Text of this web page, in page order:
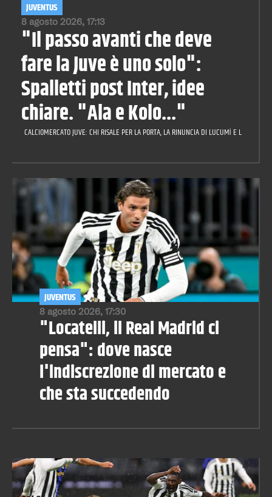
8 agosto 2026, 17:13
JUVENTUS
"Il passo avanti che deve
fare la Juve è uno solo":
Spalletti post Inter, idee
chiare. "Ala e Kolo..."
CALCIOMERCATO JUVE: CHI RISALE PER LA PORTA, LA RINUNCIA DI LUCUMÌ E LA
8 agosto 2026, 17:30
JUVENTUS
"Locatelli, il Real Madrid ci
pensa": dove nasce
l'indiscrezione di mercato e
che sta succedendo